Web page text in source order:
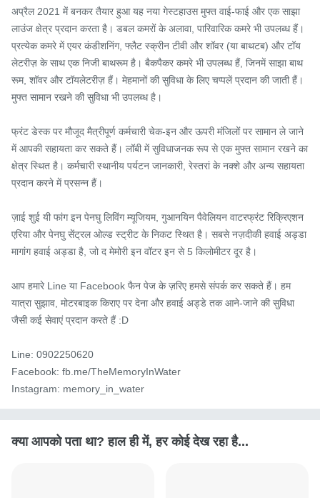
अप्रैल 2021 में बनकर तैयार हुआ यह नया गेस्टहाउस मुफ्त वाई-फाई और एक साझा
लाउंज क्षेत्र प्रदान करता है। डबल कमरों के अलावा, पारिवारिक कमरे भी उपलब्ध हैं।
प्रत्येक कमरे में एयर कंडीशनिंग, फ्लैट स्क्रीन टीवी और शॉवर (या बाथटब) और टॉय
लेटरीज़ के साथ एक निजी बाथरूम है। बैकपैकर कमरे भी उपलब्ध हैं, जिनमें साझा बाथ
रूम, शॉवर और टॉयलेटरीज़ हैं। मेहमानों की सुविधा के लिए चप्पलें प्रदान की जाती हैं।
मुफ्त सामान रखने की सुविधा भी उपलब्ध है।
फ्रंट डेस्क पर मौजूद मैत्रीपूर्ण कर्मचारी चेक-इन और ऊपरी मंजिलों पर सामान ले जाने
में आपकी सहायता कर सकते हैं। लॉबी में सुविधाजनक रूप से एक मुफ्त सामान रखने का
क्षेत्र स्थित है। कर्मचारी स्थानीय पर्यटन जानकारी, रेस्तरां के नक्शे और अन्य सहायता
प्रदान करने में प्रसन्न हैं।
ज़ाई शुई यी फांग इन पेनघु लिविंग म्यूजियम, गुआनयिन पैवेलियन वाटरफ्रंट रिक्रिएशन
एरिया और पेनघु सेंट्रल ओल्ड स्ट्रीट के निकट स्थित है। सबसे नज़दीकी हवाई अड्डा
मागांग हवाई अड्डा है, जो द मेमोरी इन वॉटर इन से 5 किलोमीटर दूर है।
आप हमारे Line या Facebook फैन पेज के ज़रिए हमसे संपर्क कर सकते हैं। हम
यात्रा सुझाव, मोटरबाइक किराए पर देना और हवाई अड्डे तक आने-जाने की सुविधा
जैसी कई सेवाएं प्रदान करते हैं :D
Line: 0902250620
Facebook: fb.me/TheMemoryInWater
Instagram: memory_in_water
क्या आपको पता था? हाल ही में, हर कोई देख रहा है...